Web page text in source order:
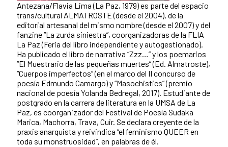
Antezana/Flavia Lima (La Paz, 1979) es parte del espacio
trans/cultural ALMATROSTE (desde el 2004), de la
editorial artesanal del mismo nombre (desde el 2007) y del
fanzine “La zurda siniestra”, coorganizadoras de la FLIA
La Paz (Feria del libro independiente y autogestionado).
Ha publicado el libro de narrativa “Zzz…” y los poemarios
“El Muestrario de las pequeñas muertes” (Ed. Almatroste),
“Cuerpos imperfectos” (en el marco del II concurso de
poesía Edmundo Camargo) y “Masochistics” (premio
nacional de poesía Yolanda Bedregal, 2017). Estudiante de
postgrado en la carrera de literatura en la UMSA de La
Paz, es coorganizador del Festival de Poesía Sudaka
Marica, Machorra, Trava, Cuir. Se declara creyente de la
praxis anarquista y reivindica “el feminismo QUEER en
toda su monstruosidad”, en palabras de él.